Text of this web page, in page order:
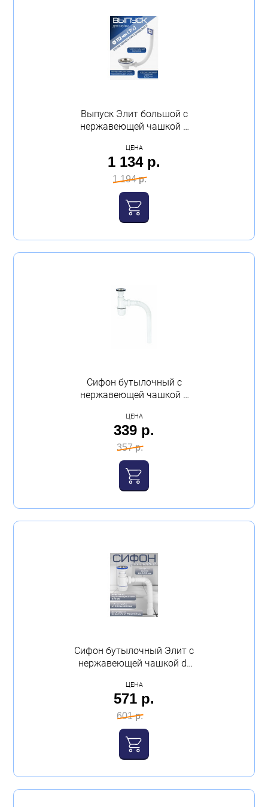
Выпуск Элит большой с
нержавеющей чашкой и
Virplast
ЦЕНА
1 134 р.
1 194 р.
Сифон бутылочный с
нержавеющей чашкой и
VIRPLAST
ЦЕНА
339 р.
357 р.
Сифон бутылочный Элит с
нержавеющей чашкой d-
мм Virplast
ЦЕНА
571 р.
601 р.